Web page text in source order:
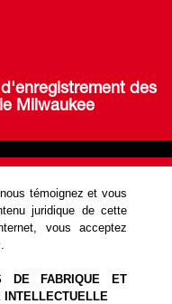
des
Milwaukee
témoignez et vous
juridique de cette
vous acceptez
DE FABRIQUE ET
INTELLECTUELLE